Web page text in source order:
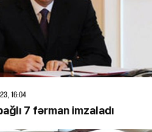
16:04
7 fərman imzaladı